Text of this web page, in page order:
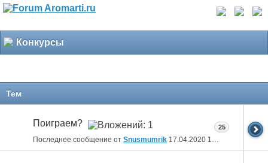
Конкурсы
Тем
Поиграем?
Последнее сообщение от Snusmumrik 17.04.2020 15:11
25